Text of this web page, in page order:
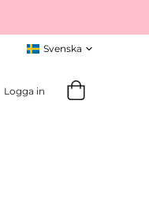
Logga in